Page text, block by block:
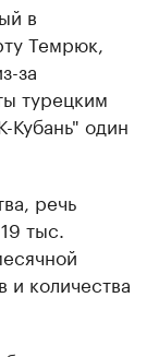
в
Темрюк,
за
турецким
один
речь
тыс.
и количества